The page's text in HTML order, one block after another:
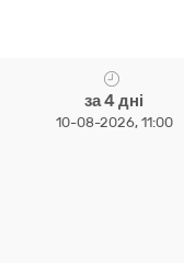
за 4 дні
10-08-2026, 11:00